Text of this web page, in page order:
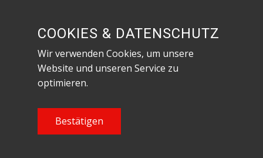
COOKIES & DATENSCHUTZ
Wir verwenden Cookies, um unsere
Website und unseren Service zu
optimieren.
Bestätigen